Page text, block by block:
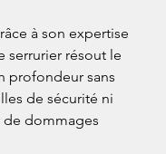
à son expertise
serrurier résout le
profondeur sans
de sécurité ni
dommages